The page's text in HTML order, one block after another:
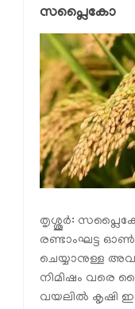
സപ്ലൈകോ
തൃശ്ശൂര്‍:
രണ്ടാംഘട്ട
ചെയ്യാനുള്ള
നിമിഷം വരെ
വയലില്‍ കൃഷി